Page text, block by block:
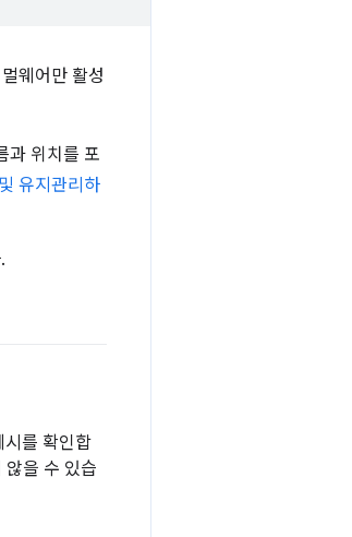
웨어만 활성
과 위치를 포
유지관리하
시를 확인합
않을 수 있습